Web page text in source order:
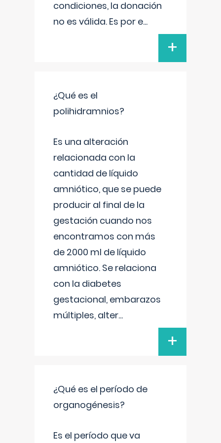
condiciones, la donación
no es válida. Es por e...
+
¿Qué es el
polihidramnios?
Es una alteración
relacionada con la
cantidad de líquido
amniótico, que se puede
producir al final de la
gestación cuando nos
encontramos con más
de 2000 ml de líquido
amniótico. Se relaciona
con la diabetes
gestacional, embarazos
múltiples, alter...
+
¿Qué es el período de
organogénesis?
Es el período que va